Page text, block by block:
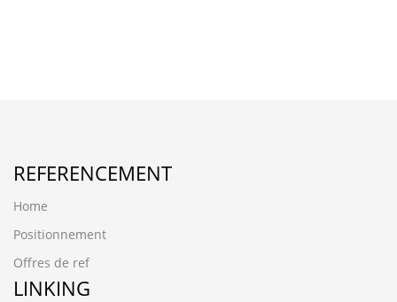
REFERENCEMENT
Home
Positionnement
Offres de ref
LINKING